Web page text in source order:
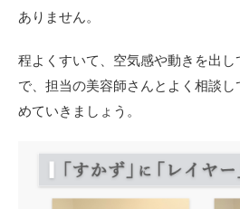
ありません。
程よくすいて、空気感や動きを出
で、担当の美容師さんとよく相談
めていきましょう。